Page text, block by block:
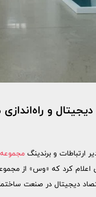
و راه‌اندازی
ارتباطات و برندینگ
کرد که «وس» از
دیجیتال در صنعت